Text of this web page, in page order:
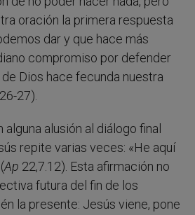
oración la primera respuesta
dar y que hace más
compromiso por defender
Dios hace fecunda nuestra
27).
alusión al diálogo final
repite varias veces: «He aquí
Ap 22,7.12). Esta afirmación no
futura del fin de los
la presente: Jesús viene, pone